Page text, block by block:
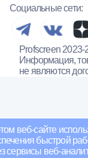
веб-сайте
быстрой
сервисы веб-
Социальные сети:
Profscreen
Информация,
не являются